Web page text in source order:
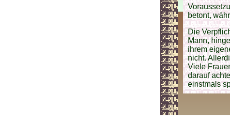
betont,
Die
Mann,
ihrem
nicht.
Viele
darauf
einstmals